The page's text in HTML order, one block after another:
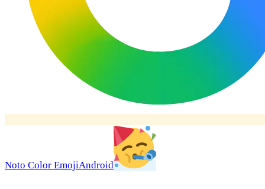
Noto Color EmojiAndroid